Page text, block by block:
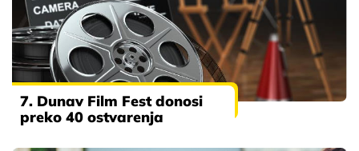
7. Dunav Film Fest donosi
preko 40 ostvarenja